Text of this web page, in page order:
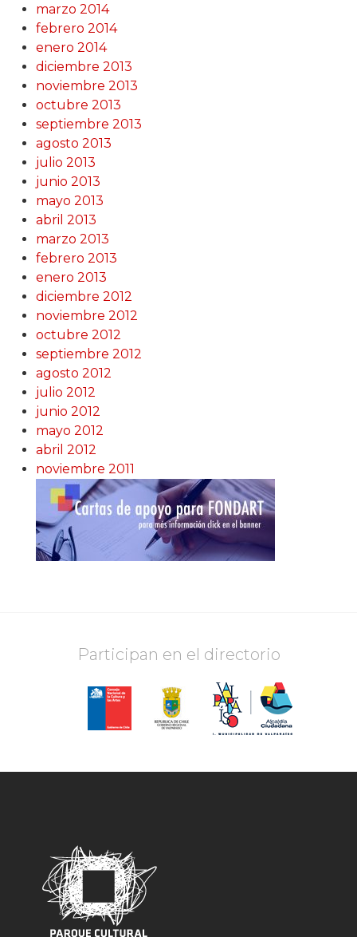
marzo 2014
febrero 2014
enero 2014
diciembre 2013
noviembre 2013
octubre 2013
septiembre 2013
agosto 2013
julio 2013
junio 2013
mayo 2013
abril 2013
marzo 2013
febrero 2013
enero 2013
diciembre 2012
noviembre 2012
octubre 2012
septiembre 2012
agosto 2012
julio 2012
junio 2012
mayo 2012
abril 2012
noviembre 2011
Participan en el directorio